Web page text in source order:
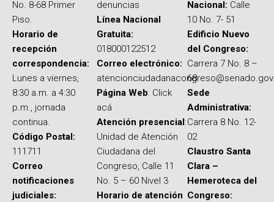
No. 8-68 Primer
Piso.
Horario de
recepción
correspondencia:
Lunes a viernes,
8:30 a.m. a 4:30
p.m., jornada
continua.
Código Postal:
111711
Correo
notificaciones
judiciales:
denuncias
Línea Nacional
Gratuita:
018000122512
Correo electrónico:
Página Web: Click
acá
Atención presencial:
Unidad de Atención
Ciudadana del
Congreso, Calle 11
No. 5 – 60 Nivel 3
Horario de atención
Nacional: Calle
10 No. 7- 51
Edificio Nuevo
del Congreso:
Carrera 7 No. 8 –
68
Sede
Administrativa:
Carrera 8 No. 12-
02
Claustro Santa
Clara –
Hemeroteca del
Congreso: